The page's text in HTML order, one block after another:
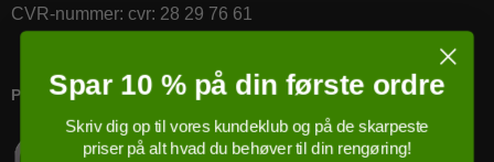
CVR-nummer: cvr: 28 29 76 61
PRICERUNNER KØBSGARANTI
Spar 10 % på din første ordre
Skriv dig op til vores kundeklub og på de skarpeste
priser på alt hvad du behøver til din rengøring!